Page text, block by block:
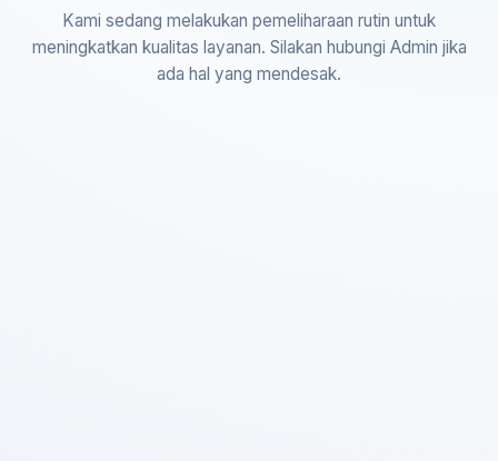
Kami sedang melakukan pemeliharaan rutin untuk
meningkatkan kualitas layanan. Silakan hubungi Admin jika
ada hal yang mendesak.